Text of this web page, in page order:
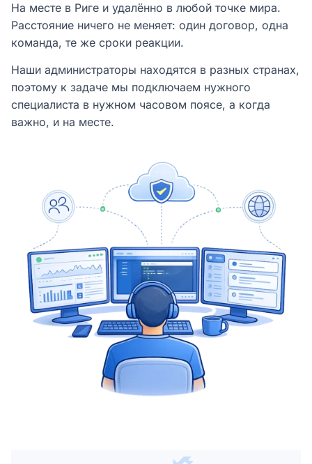
На месте в Риге и удалённо в любой точке мира.
Расстояние ничего не меняет: один договор, одна
команда, те же сроки реакции.
Наши администраторы находятся в разных странах,
поэтому к задаче мы подключаем нужного
специалиста в нужном часовом поясе, а когда
важно, и на месте.